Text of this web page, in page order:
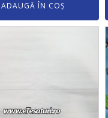
ADAUGĂ ÎN COȘ